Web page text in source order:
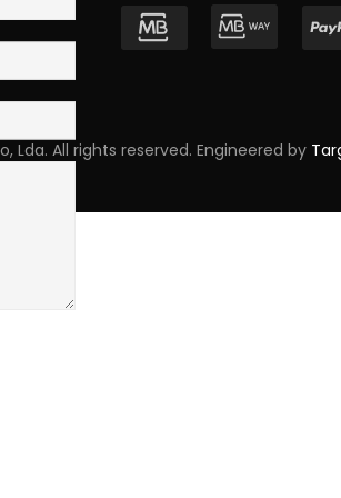
Lda. All rights reserved. Engineered by